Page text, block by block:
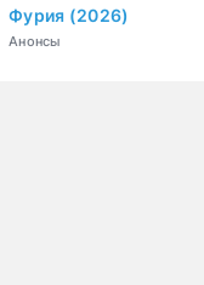
Фурия (2026)
Анонсы